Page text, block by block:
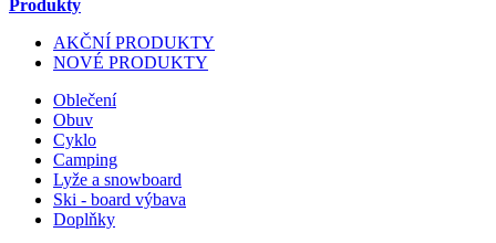
Produkty
AKČNÍ PRODUKTY
NOVÉ PRODUKTY
Oblečení
Obuv
Cyklo
Camping
Lyže a snowboard
Ski - board výbava
Doplňky